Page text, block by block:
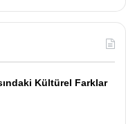
Kültürel Farklar